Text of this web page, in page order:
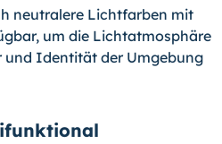
neutralere Lichtfarben mit
um die Lichtatmosphäre
und Identität der Umgebung